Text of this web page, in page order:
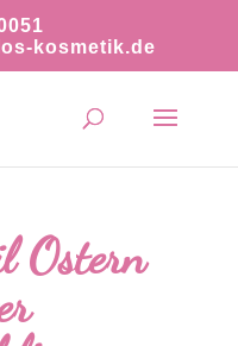
kosmetik.de
Ostern